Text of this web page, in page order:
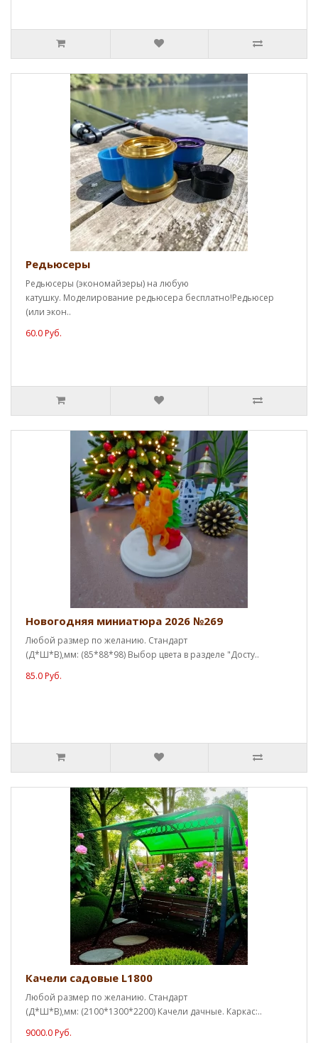
Редьюсеры
Редьюсеры (экономайзеры) на любую
катушку. Моделирование редьюсера бесплатно!Редьюсер
(или экон..
60.0 Руб.
Новогодняя миниатюра 2026 №269
Любой размер по желанию. Стандарт
(Д*Ш*В),мм: (85*88*98) Выбор цвета в разделе "Досту..
85.0 Руб.
Качели садовые L1800
Любой размер по желанию. Стандарт
(Д*Ш*В),мм: (2100*1300*2200) Качели дачные. Каркас:..
9000.0 Руб.